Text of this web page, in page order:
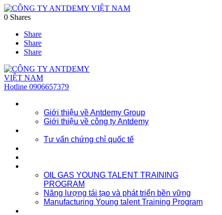
0 Shares
Share
Share
Share
Hotline 0906657379
Giới thiệu về Antdemy Group
Giới thiệu về công ty Antdemy
Tư vấn chứng chỉ quốc tế
OIL GAS YOUNG TALENT TRAINING
PROGRAM
Năng lượng tái tạo và phát triển bền vững
Manufacturing Young talent Training Program